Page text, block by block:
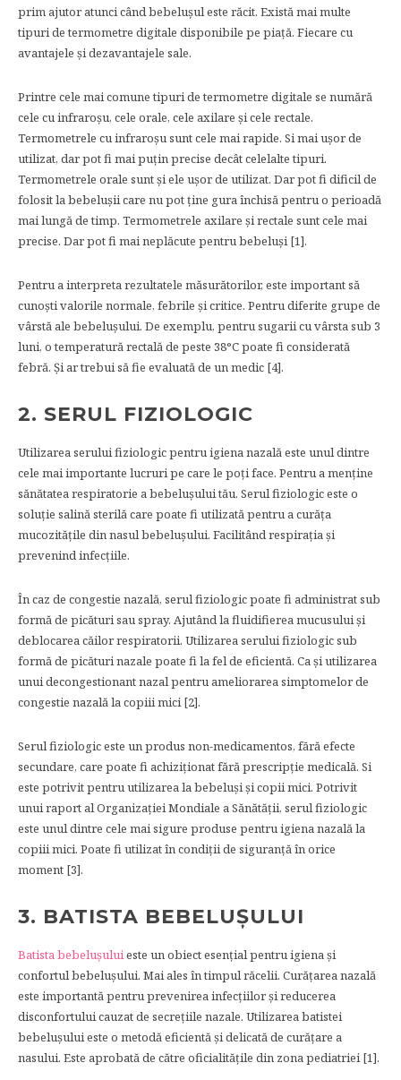
prim ajutor atunci când bebelușul este răcit. Există mai multe
tipuri de termometre digitale disponibile pe piață. Fiecare cu
avantajele și dezavantajele sale.
Printre cele mai comune tipuri de termometre digitale se numără
cele cu infraroșu, cele orale, cele axilare și cele rectale.
Termometrele cu infraroșu sunt cele mai rapide. Si mai ușor de
utilizat, dar pot fi mai puțin precise decât celelalte tipuri.
Termometrele orale sunt și ele ușor de utilizat. Dar pot fi dificil de
folosit la bebelușii care nu pot ține gura închisă pentru o perioadă
mai lungă de timp. Termometrele axilare și rectale sunt cele mai
precise. Dar pot fi mai neplăcute pentru bebeluși [1].
Pentru a interpreta rezultatele măsurătorilor, este important să
cunoști valorile normale, febrile și critice. Pentru diferite grupe de
vârstă ale bebelușului. De exemplu, pentru sugarii cu vârsta sub 3
luni, o temperatură rectală de peste 38°C poate fi considerată
febră. Și ar trebui să fie evaluată de un medic [4].
2. SERUL FIZIOLOGIC
Utilizarea serului fiziologic pentru igiena nazală este unul dintre
cele mai importante lucruri pe care le poți face. Pentru a menține
sănătatea respiratorie a bebelușului tău. Serul fiziologic este o
soluție salină sterilă care poate fi utilizată pentru a curăța
mucozitățile din nasul bebelușului. Facilitând respirația și
prevenind infecțiile.
În caz de congestie nazală, serul fiziologic poate fi administrat sub
formă de picături sau spray. Ajutând la fluidifierea mucusului și
deblocarea căilor respiratorii. Utilizarea serului fiziologic sub
formă de picături nazale poate fi la fel de eficientă. Ca și utilizarea
unui decongestionant nazal pentru ameliorarea simptomelor de
congestie nazală la copiii mici [2].
Serul fiziologic este un produs non-medicamentos, fără efecte
secundare, care poate fi achiziționat fără prescripție medicală. Si
este potrivit pentru utilizarea la bebeluși și copii mici. Potrivit
unui raport al Organizației Mondiale a Sănătății, serul fiziologic
este unul dintre cele mai sigure produse pentru igiena nazală la
copiii mici. Poate fi utilizat în condiții de siguranță în orice
moment [3].
3. BATISTA BEBELUȘULUI
Batista bebelușuluieste un obiect esențial pentru igiena și
confortul bebelușului. Mai ales în timpul răcelii. Curățarea nazală
este importantă pentru prevenirea infecțiilor și reducerea
disconfortului cauzat de secrețiile nazale. Utilizarea batistei
bebelușului este o metodă eficientă și delicată de curățare a
nasului. Este aprobată de către oficialitățile din zona pediatriei [1].